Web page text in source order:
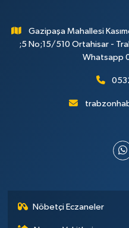
Gazipaşa Mahallesi
;5 No;15/510 Ortahisar -
Whatsapp
Nöbetçi Eczaneler